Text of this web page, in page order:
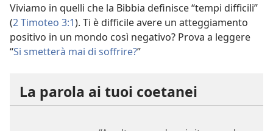
Viviamo in quelli che la Bibbia definisce “tempi difficili”
(2 Timoteo 3:1). Ti è difficile avere un atteggiamento
positivo in un mondo così negativo? Prova a leggere
“Si smetterà mai di soffrire?”
La parola ai tuoi coetanei